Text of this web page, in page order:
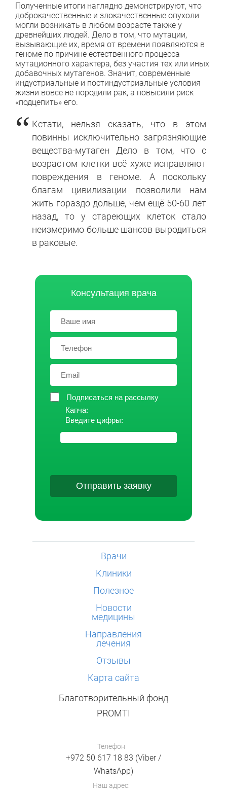
Полученные итоги наглядно демонстрируют, что
доброкачественные и злокачественные опухоли
могли возникать в любом возрасте также у
древнейших людей. Дело в том, что мутации,
вызывающие их, время от времени появляются в
геноме по причине естественного процесса
мутационного характера, без участия тех или иных
добавочных мутагенов. Значит, современные
индустриальные и постиндустриальные условия
жизни вовсе не породили рак, а повысили риск
«подцепить» его.
Кстати, нельзя сказать, что в этом
повинны исключительно загрязняющие
вещества-мутаген Дело в том, что с
возрастом клетки всё хуже исправляют
повреждения в геноме. А поскольку
благам цивилизации позволили нам
жить гораздо дольше, чем ещё 50-60 лет
назад, то у стареющих клеток стало
неизмеримо больше шансов выродиться
в раковые.
Консультация врача
Подписаться на рассылку
Капча:
Введите цифры:
Отправить заявку
Телефон
+972 50 617 18 83 (Viber /
WhatsApp)
Наш адрес:
Врачи
Клиники
Полезное
Новости
медицины
Направления
лечения
Отзывы
Карта сайта
Благотворительный фонд
PROMTI